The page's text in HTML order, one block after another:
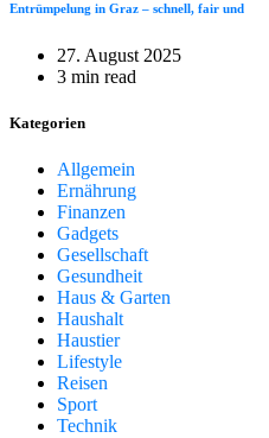
Entrümpelung in Graz – schnell, fair und
27. August 2025
3 min read
Kategorien
Allgemein
Ernährung
Finanzen
Gadgets
Gesellschaft
Gesundheit
Haus & Garten
Haushalt
Haustier
Lifestyle
Reisen
Sport
Technik